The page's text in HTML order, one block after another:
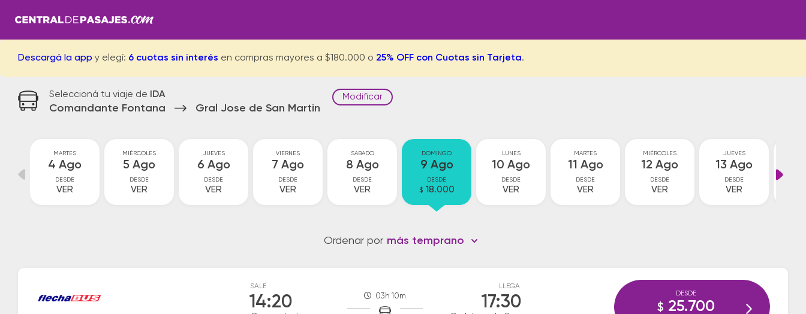
Descargá la app y elegí: 6 cuotas sin interés en compras mayores a $180.000 o 25% OFF con Cuotas sin Tarjeta.
Seleccioná tu viaje de IDA
Comandante Fontana Gral Jose de San Martin
Modificar
MARTES
4 Ago
DESDE
VER
MIÉRCOLES
5 Ago
DESDE
VER
JUEVES
6 Ago
DESDE
VER
VIERNES
7 Ago
DESDE
VER
SABADO
8 Ago
DESDE
VER
DOMINGO
9 Ago
DESDE
$ 18.000
LUNES
10 Ago
DESDE
VER
MARTES
11 Ago
DESDE
VER
MIÉRCOLES
12 Ago
DESDE
VER
JUEVES
13 Ago
DESDE
VER
Ordenar por más temprano
SALE
14:20 03h 10m
LLEGA
17:30 DESDE
$ 25.700